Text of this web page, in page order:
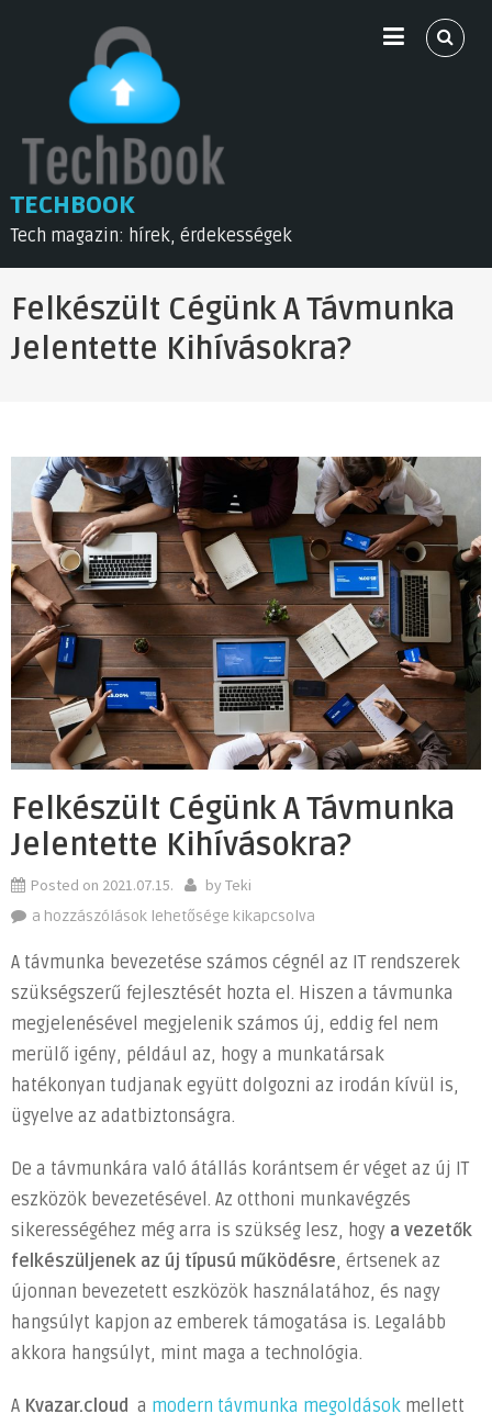
TECHBOOK
Tech magazin: hírek, érdekességek
Felkészült Cégünk A Távmunka
Jelentette Kihívásokra?
Felkészült Cégünk A Távmunka
Jelentette Kihívásokra?
Posted on 2021.07.15. by Teki
Felkészült
a
távmunka
jelentette
kihívásokra?
bejegyzéshez
a hozzászólások lehetősége kikapcsolva
A távmunka bevezetése számos cégnél az IT rendszerek
szükségszerű fejlesztését hozta el. Hiszen a távmunka
megjelenésével megjelenik számos új, eddig fel nem
merülő igény, például az, hogy a munkatársak
hatékonyan tudjanak együtt dolgozni az irodán kívül is,
ügyelve az adatbiztonságra.
De a távmunkára való átállás korántsem ér véget az új IT
eszközök bevezetésével. Az otthoni munkavégzés
sikerességéhez még arra is szükség lesz, hogy a vezetők
felkészüljenek az új típusú működésre, értsenek az
újonnan bevezetett eszközök használatához, és nagy
hangsúlyt kapjon az emberek támogatása is. Legalább
akkora hangsúlyt, mint maga a technológia.
A Kvazar.cloud a modern távmunka megoldások mellett